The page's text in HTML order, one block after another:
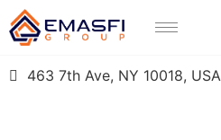
463 7th Ave, NY 10018, USA